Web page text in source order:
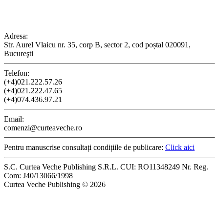
Adresa:
Str. Aurel Vlaicu nr. 35, corp B, sector 2, cod poștal 020091,
Bucureşti
Telefon:
(+4)021.222.57.26
(+4)021.222.47.65
(+4)074.436.97.21
Email:
comenzi@curteaveche.ro
Pentru manuscrise consultați condițiile de publicare: Click aici
S.C. Curtea Veche Publishing S.R.L. CUI: RO11348249 Nr. Reg.
Com: J40/13066/1998
Curtea Veche Publishing © 2026